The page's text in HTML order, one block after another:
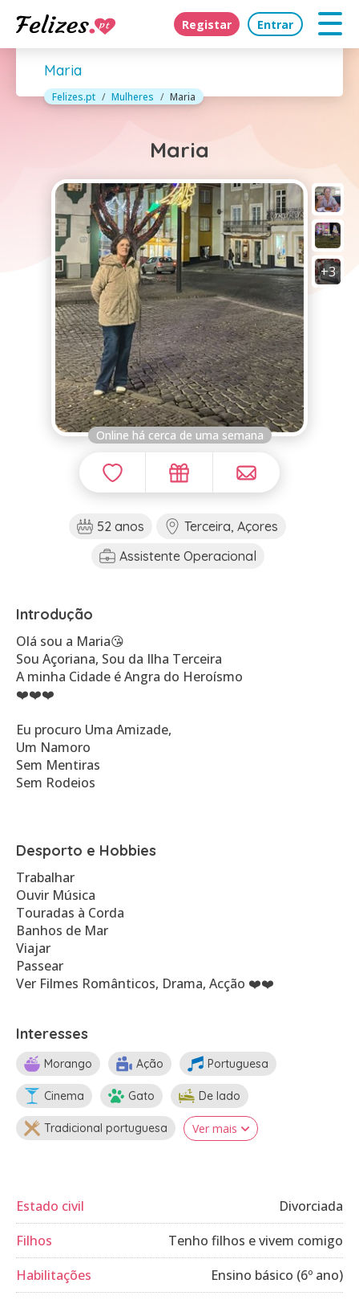
Registar Entrar
Maria
Felizes.pt Mulheres Maria
Maria
+3
Online há cerca de uma semana
52 anos
Terceira, Açores
Assistente Operacional
Introdução
Olá sou a Maria😘
Sou Açoriana, Sou da Ilha Terceira
A minha Cidade é Angra do Heroísmo
❤️❤️❤️
Eu procuro Uma Amizade,
Um Namoro
Sem Mentiras
Sem Rodeios
Desporto e Hobbies
Trabalhar
Ouvir Música
Touradas à Corda
Banhos de Mar
Viajar
Passear
Ver Filmes Românticos, Drama, Acção ❤️❤️
Interesses
Morango Ação Portuguesa
Cinema Gato De lado
Tradicional portuguesa Ver mais
Estado civil
Divorciada
Filhos
Tenho filhos e vivem comigo
Habilitações
Ensino básico (6º ano)